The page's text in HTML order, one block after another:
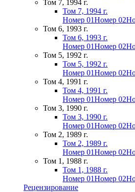
Том 7, 1994 г.
Том 7, 1994 г.
Номер 01Номер 02
Том 6, 1993 г.
Том 6, 1993 г.
Номер 01Номер 02
Том 5, 1992 г.
Том 5, 1992 г.
Номер 01Номер 02
Том 4, 1991 г.
Том 4, 1991 г.
Номер 01Номер 02
Том 3, 1990 г.
Том 3, 1990 г.
Номер 01Номер 02
Том 2, 1989 г.
Том 2, 1989 г.
Номер 01Номер 02
Том 1, 1988 г.
Том 1, 1988 г.
Номер 01Номер 02
Рецензирование